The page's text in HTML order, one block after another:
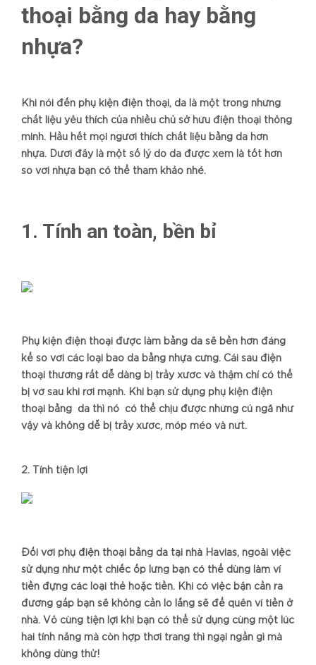
thoại bằng da hay bằng
nhựa?
Khi nói đến phụ kiện điện thoại, da là một trong những
chất liệu yêu thích của nhiều chủ sở hữu điện thoại thông
minh. Hầu hết mọi người thích chất liệu bằng da hơn
nhựa. Dưới đây là một số lý do da được xem là tốt hơn
so với nhựa bạn có thể tham khảo nhé.
1. Tính an toàn, bền bỉ
Phụ kiện điện thoại được làm bằng da sẽ bền hơn đáng
kể so với các loại bao da bằng nhựa cứng. Cái sau điện
thoại thường rất dễ dàng bị trầy xước và thậm chí có thể
bị vỡ sau khi rơi mạnh. Khi bạn sử dụng phụ kiện điện
thoại bằng da thì nó có thể chịu được những cú ngã như
vậy và không dễ bị trầy xước, móp méo và nứt.
2. Tính tiện lợi
Đối với phụ điện thoại bằng da tại nhà Havias, ngoài việc
sử dụng như một chiếc ốp lưng bạn có thể dùng làm ví
tiền đựng các loại thẻ hoặc tiền. Khi có việc bận cần ra
đường gấp bạn sẽ không cần lo lắng sẽ để quên ví tiền ở
nhà. Vô cùng tiện lợi khi bạn có thể sử dụng cùng một lúc
hai tính năng mà còn hợp thời trang thì ngại ngần gì mà
không dùng thử!